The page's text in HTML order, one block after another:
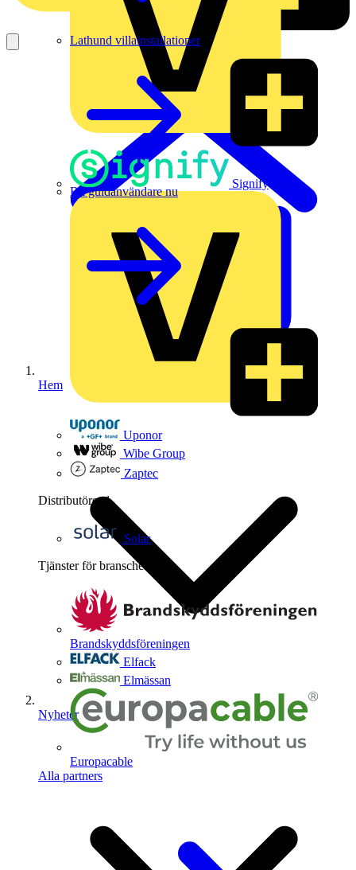
Signify
Uponor
Wibe Group
Zaptec
Distributörer 1
Solar
Tjänster för branschen
Brandskyddsföreningen
Elfack
Elmässan
Europacable
Alla partners
Lathund villainstallationer
Bli guldanvändare nu
Hem
Nyheter